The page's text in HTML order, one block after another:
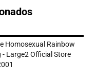
Homosexual Rainbow
- Large2 Official Store